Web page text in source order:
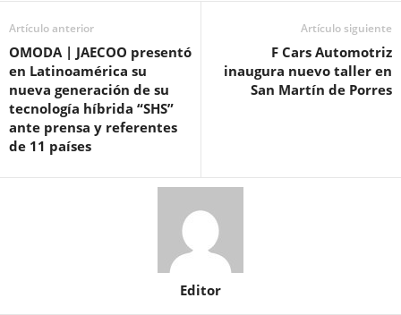
Artículo anterior
OMODA | JAECOO presentó
en Latinoamérica su
nueva generación de su
tecnología híbrida “SHS”
ante prensa y referentes
de 11 países
Artículo siguiente
F Cars Automotriz
inaugura nuevo taller en
San Martín de Porres
Editor